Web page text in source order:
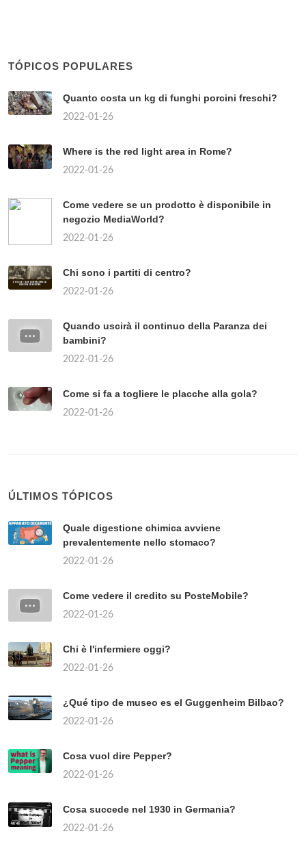
TÓPICOS POPULARES
Quanto costa un kg di funghi porcini freschi?
2022-01-26
Where is the red light area in Rome?
2022-01-26
Come vedere se un prodotto è disponibile in
negozio MediaWorld?
2022-01-26
Chi sono i partiti di centro?
2022-01-26
Quando uscirà il continuo della Paranza dei
bambini?
2022-01-26
Come si fa a togliere le placche alla gola?
2022-01-26
ÚLTIMOS TÓPICOS
Quale digestione chimica avviene
prevalentemente nello stomaco?
2022-01-26
Come vedere il credito su PosteMobile?
2022-01-26
Chi è l'infermiere oggi?
2022-01-26
¿Qué tipo de museo es el Guggenheim Bilbao?
2022-01-26
Cosa vuol dire Pepper?
2022-01-26
Cosa succede nel 1930 in Germania?
2022-01-26